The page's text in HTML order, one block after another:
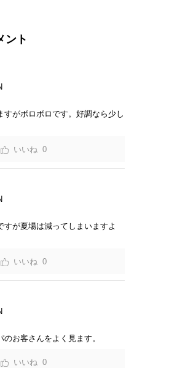
ント
すがボロボロです。好調なら少し
0
すが夏場は減ってしまいますよ
0
お客さんをよく見ます。
0